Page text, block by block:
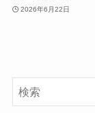
2026年6月22日